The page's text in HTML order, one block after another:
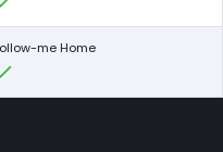
me Home